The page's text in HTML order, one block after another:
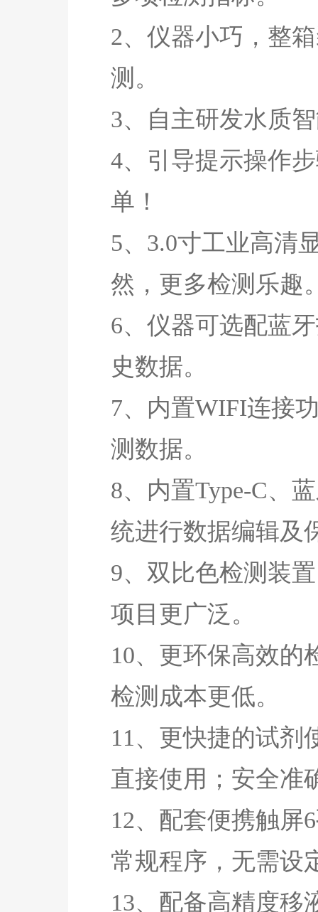
2、仪器小巧，整
测。
3、自主研发水质
4、引导提示操作
单！
5、3.0寸工业高清
然，更多检测乐趣
6、仪器可选配蓝
史数据。
7、内置WIFI连接
测数据。
8、内置Type-C、
统进行数据编辑及
9、双比色检测装
项目更广泛。
10、更环保高效的
检测成本更低。
11、更快捷的试剂
直接使用；安全准
12、配套便携触屏
常规程序，无需设
13、配备高精度移